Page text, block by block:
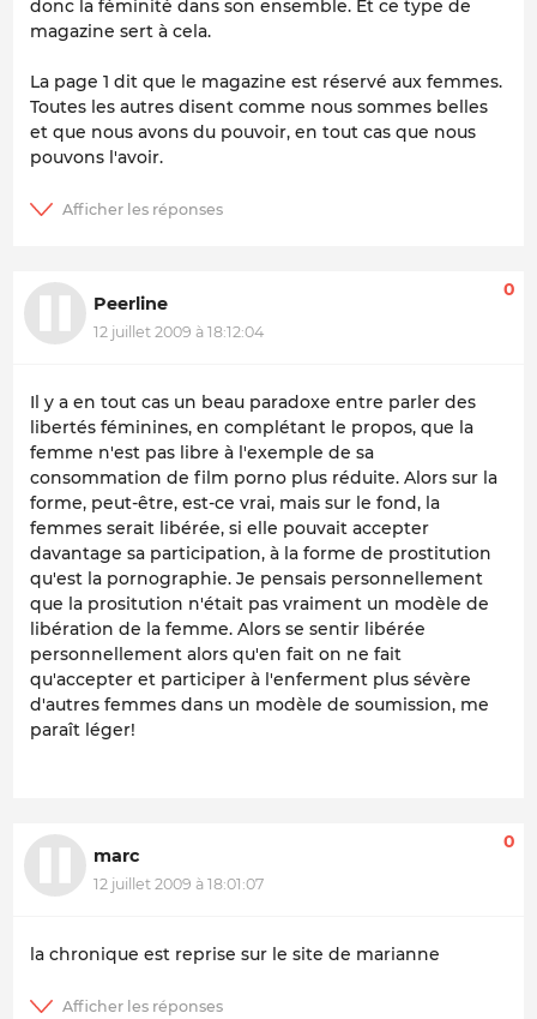
donc la féminité dans son ensemble. Et ce type de
magazine sert à cela.
La page 1 dit que le magazine est réservé aux femmes.
Toutes les autres disent comme nous sommes belles
et que nous avons du pouvoir, en tout cas que nous
pouvons l'avoir.
Peerline
12 juillet 2009 à 18:12:04
0
Il y a en tout cas un beau paradoxe entre parler des
libertés féminines, en complétant le propos, que la
femme n'est pas libre à l'exemple de sa
consommation de film porno plus réduite. Alors sur la
forme, peut-être, est-ce vrai, mais sur le fond, la
femmes serait libérée, si elle pouvait accepter
davantage sa participation, à la forme de prostitution
qu'est la pornographie. Je pensais personnellement
que la prositution n'était pas vraiment un modèle de
libération de la femme. Alors se sentir libérée
personnellement alors qu'en fait on ne fait
qu'accepter et participer à l'enferment plus sévère
d'autres femmes dans un modèle de soumission, me
paraît léger!
marc
12 juillet 2009 à 18:01:07
0
la chronique est reprise sur le site de marianne